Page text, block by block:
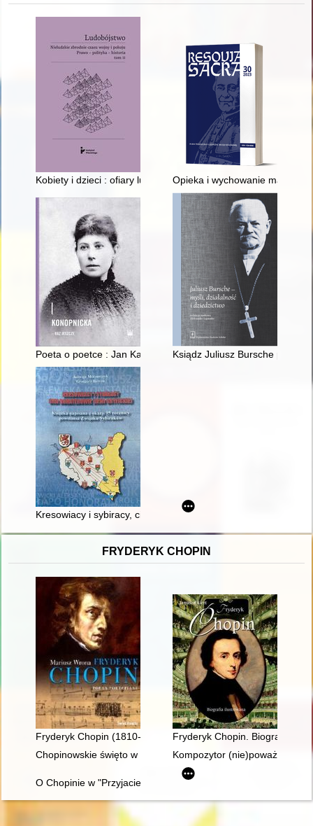
Kobiety i dzieci : ofiary ludobójstwa : studium przypadku
Opieka i wychowanie małego
Poeta o poetce : Jan Kasprowicz o Marii Konopnickiej
Ksiądz Juliusz Bursche
Kresowiacy i sybiracy, cisi bohaterowie ziemi gryfickiej :
FRYDERYK CHOPIN
Fryderyk Chopin (1810-1849). Poeta fortepianu
Fryderyk Chopin. Biografia
Chopinowskie święto w DusznikachKompozytor (nie)poważny.
O Chopinie w "Przyjacielu Ludu" (1836)